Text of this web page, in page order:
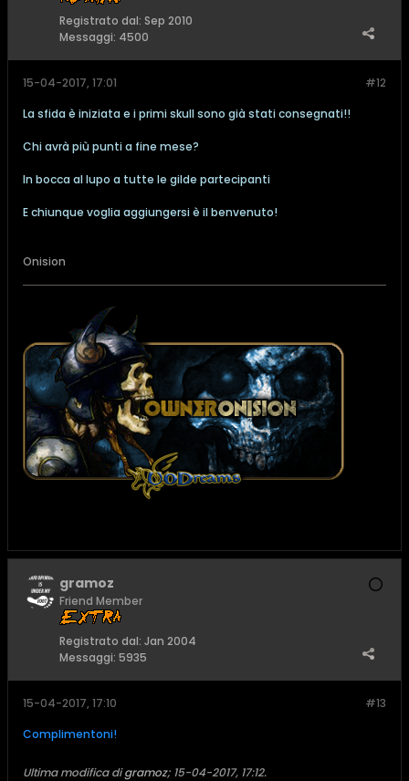
Registrato dal: Sep 2010
Messaggi: 4500
#12
15-04-2017, 17:01
La sfida è iniziata e i primi skull sono già stati consegnati!!
Chi avrà più punti a fine mese?
In bocca al lupo a tutte le gilde partecipanti
E chiunque voglia aggiungersi è il benvenuto!
Onision
gramoz
Friend Member
Registrato dal: Jan 2004
Messaggi: 5935
#13
15-04-2017, 17:10
Complimentoni!
Ultima modifica digramoz; 15-04-2017, 17:12.